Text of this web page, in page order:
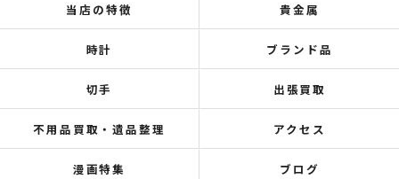
当店の特徴 貴金属
時計 ブランド品
切手 出張買取
不用品買取・遺品整理 アクセス
漫画特集 ブログ